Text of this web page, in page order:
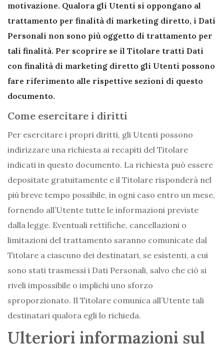
motivazione. Qualora gli Utenti si oppongano al
trattamento per finalità di marketing diretto, i Dati
Personali non sono più oggetto di trattamento per
tali finalità. Per scoprire se il Titolare tratti Dati
con finalità di marketing diretto gli Utenti possono
fare riferimento alle rispettive sezioni di questo
documento.
Come esercitare i diritti
Per esercitare i propri diritti, gli Utenti possono
indirizzare una richiesta ai recapiti del Titolare
indicati in questo documento. La richiesta può essere
depositate gratuitamente e il Titolare risponderà nel
più breve tempo possibile, in ogni caso entro un mese,
fornendo all’Utente tutte le informazioni previste
dalla legge. Eventuali rettifiche, cancellazioni o
limitazioni del trattamento saranno comunicate dal
Titolare a ciascuno dei destinatari, se esistenti, a cui
sono stati trasmessi i Dati Personali, salvo che ciò si
riveli impossibile o implichi uno sforzo
sproporzionato. Il Titolare comunica all’Utente tali
destinatari qualora egli lo richieda.
Ulteriori informazioni sul